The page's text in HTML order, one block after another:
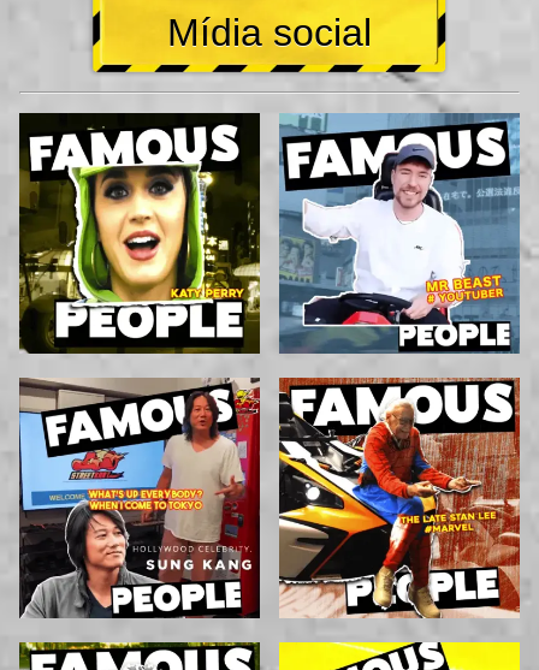
Mídia social